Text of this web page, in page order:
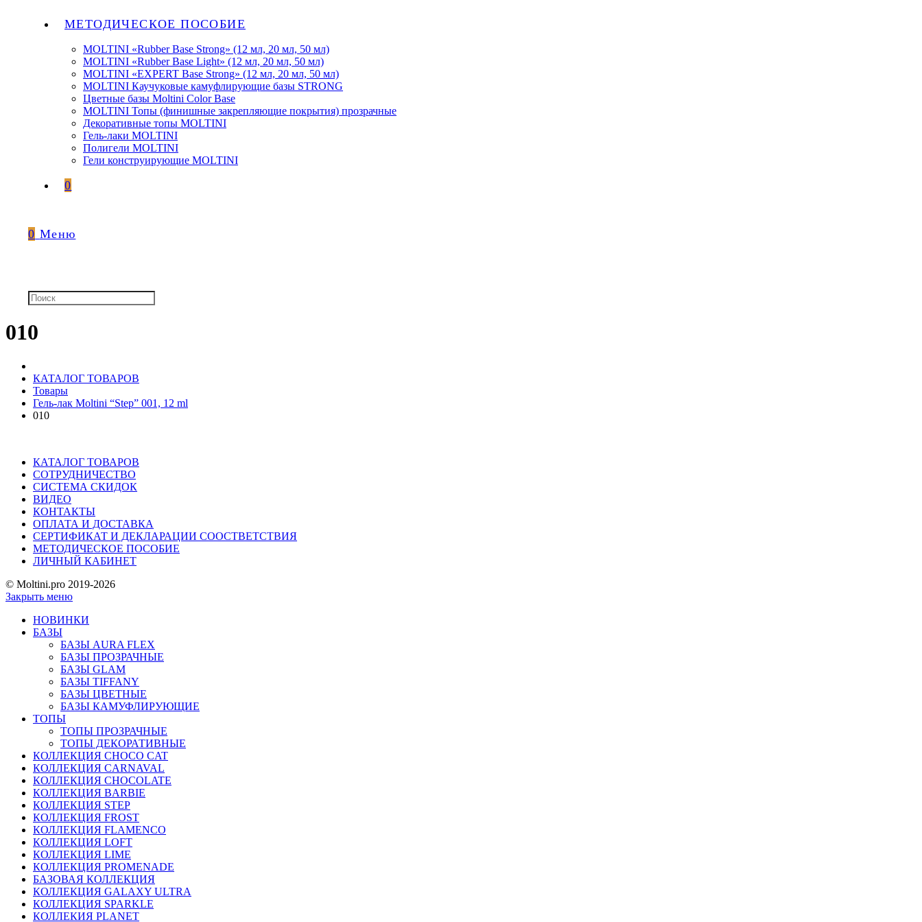
МЕТОДИЧЕСКОЕ ПОСОБИЕ
MOLTINI «Rubber Base Strong» (12 мл, 20 мл, 50 мл)
MOLTINI «Rubber Base Light» (12 мл, 20 мл, 50 мл)
MOLTINI «EXPERT Base Strong» (12 мл, 20 мл, 50 мл)
MOLTINI Каучуковые камуфлирующие базы STRONG
Цветные базы Moltini Color Base
MOLTINI Топы (финишные закрепляющие покрытия) прозрачные
Декоративные топы MOLTINI
Гель-лаки MOLTINI
Полигели MOLTINI
Гели конструирующие MOLTINI
0
0 Меню
010
КАТАЛОГ ТОВАРОВ
Товары
Гель-лак Moltini “Step” 001, 12 ml
010
КАТАЛОГ ТОВАРОВ
СОТРУДНИЧЕСТВО
СИСТЕМА СКИДОК
ВИДЕО
КОНТАКТЫ
ОПЛАТА И ДОСТАВКА
СЕРТИФИКАТ И ДЕКЛАРАЦИИ СООСТВЕТСТВИЯ
МЕТОДИЧЕСКОЕ ПОСОБИЕ
ЛИЧНЫЙ КАБИНЕТ
© Moltini.pro 2019-2026
Закрыть меню
НОВИНКИ
БАЗЫ
БАЗЫ AURA FLEX
БАЗЫ ПРОЗРАЧНЫЕ
БАЗЫ GLAM
БАЗЫ TIFFANY
БАЗЫ ЦВЕТНЫЕ
БАЗЫ КАМУФЛИРУЮЩИЕ
ТОПЫ
ТОПЫ ПРОЗРАЧНЫЕ
ТОПЫ ДЕКОРАТИВНЫЕ
КОЛЛЕКЦИЯ CHOCO CAT
КОЛЛЕКЦИЯ CARNAVAL
КОЛЛЕКЦИЯ CHOCOLATE
КОЛЛЕКЦИЯ BARBIE
КОЛЛЕКЦИЯ STEP
КОЛЛЕКЦИЯ FROST
КОЛЛЕКЦИЯ FLAMENCO
КОЛЛЕКЦИЯ LOFT
КОЛЛЕКЦИЯ LIME
КОЛЛЕКЦИЯ PROMENADE
БАЗОВАЯ КОЛЛЕКЦИЯ
КОЛЛЕКЦИЯ GALAXY ULTRA
КОЛЛЕКЦИЯ SPARKLE
КОЛЛЕКИЯ PLANET